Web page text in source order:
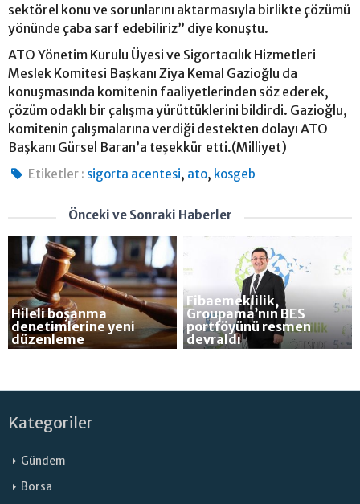
sektörel konu ve sorunlarını aktarmasıyla birlikte çözümü
yönünde çaba sarf edebiliriz” diye konuştu.
ATO Yönetim Kurulu Üyesi ve Sigortacılık Hizmetleri
Meslek Komitesi Başkanı Ziya Kemal Gazioğlu da
konuşmasında komitenin faaliyetlerinden söz ederek,
çözüm odaklı bir çalışma yürüttüklerini bildirdi. Gazioğlu,
komitenin çalışmalarına verdiği destekten dolayı ATO
Başkanı Gürsel Baran’a teşekkür etti.(Milliyet)
Etiketler : sigorta acentesi, ato, kosgeb
Önceki ve Sonraki Haberler
Hileli boşanma
denetimlerine yeni
düzenleme
Fibaemeklilik,
Groupama’nın BES
portföyünü resmen
devraldı
Kategoriler
Gündem
Borsa